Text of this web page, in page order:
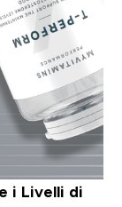
i Livelli di